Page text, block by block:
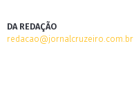
DA REDAÇÃO
redacao@jornalcruzeiro.com.br